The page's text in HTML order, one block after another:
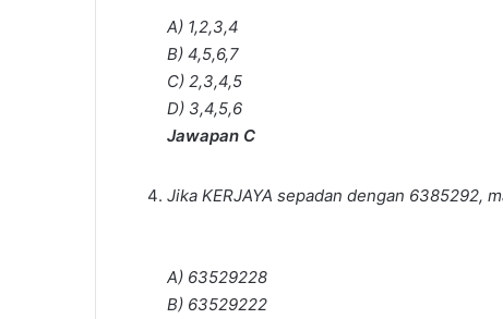
A) 1,2,3,4
B) 4,5,6,7
C) 2,3,4,5
D) 3,4,5,6
Jawapan C
Jika KERJAYA sepadan dengan 6385292,
A) 63529228
B) 63529222